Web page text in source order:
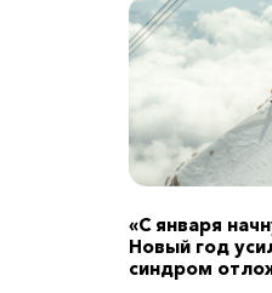
«С января
Новый год
синдром